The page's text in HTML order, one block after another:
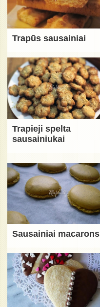
Trapūs sausainiai
Trapieji spelta
sausainiukai
Sausainiai macarons